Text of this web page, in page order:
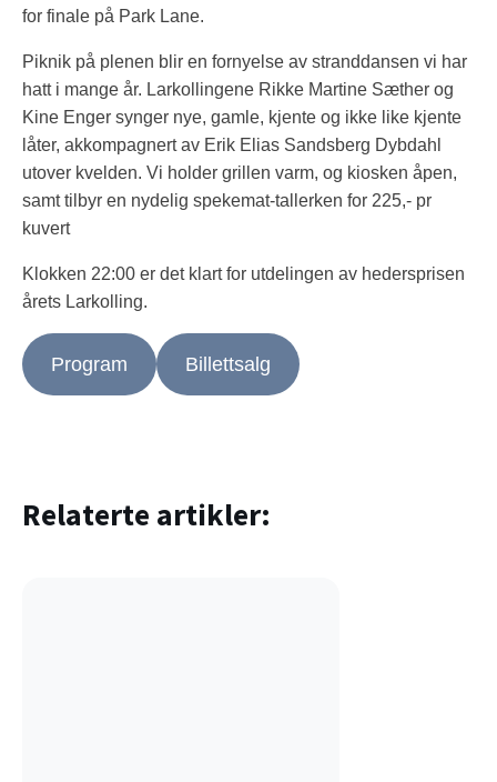
for finale på Park Lane.
Piknik på plenen blir en fornyelse av stranddansen vi har
hatt i mange år. Larkollingene Rikke Martine Sæther og
Kine Enger synger nye, gamle, kjente og ikke like kjente
låter, akkompagnert av Erik Elias Sandsberg Dybdahl
utover kvelden. Vi holder grillen varm, og kiosken åpen,
samt tilbyr en nydelig spekemat-tallerken for 225,- pr
kuvert
Klokken 22:00 er det klart for utdelingen av hedersprisen
årets Larkolling.
Program Billettsalg
Relaterte artikler: